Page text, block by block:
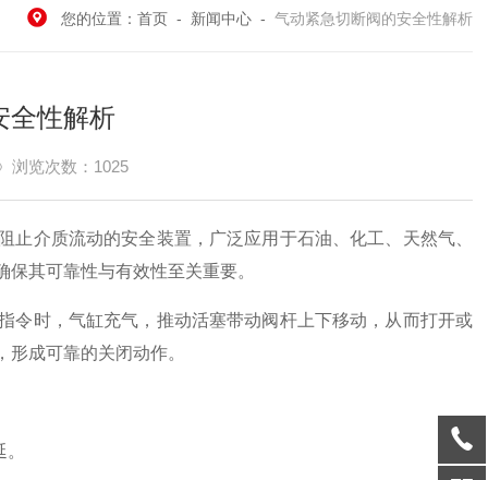
您的位置： 首页 - 新闻中心 - 气动紧急切断阀的安全性解析
全性解析
浏览次数：1025
质流动的安全装置，广泛应用于石油、化工、天然气、
其可靠性与有效性至关重要。
令时，气缸充气，推动活塞带动阀杆上下移动，从而打开或
成可靠的关闭动作。